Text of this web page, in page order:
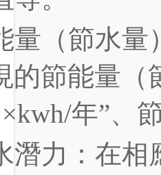
量（節水量
的節能量（
年”、
潛力：在相